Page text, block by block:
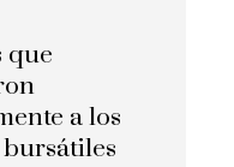
que
a los